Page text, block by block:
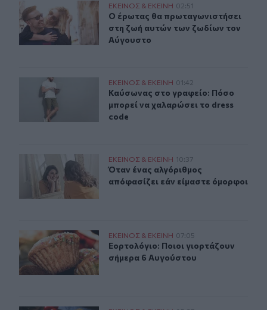
Ο έρωτας θα πρωταγωνιστήσει στη ζωή αυτών των
ΕΚΕΙΝΟΣ & ΕΚΕΙΝΗ 02:51
Ο έρωτας θα πρωταγωνιστήσει
Ο έρωτας θα πρωταγωνιστήσει
στη ζωή αυτών των ζωδίων τον
Αύγουστο
Καύσωνας στο γραφείο: Πόσο μπορεί να χαλαρώσει το
ΕΚΕΙΝΟΣ & ΕΚΕΙΝΗ 01:42
Καύσωνας στο γραφείο: Πόσο
Καύσωνας στο γραφείο: Πόσο
μπορεί να χαλαρώσει το dress
code
Όταν ένας αλγόριθμος απόφασίζει εάν είμαστε όμορφοι
ΕΚΕΙΝΟΣ & ΕΚΕΙΝΗ 10:37
Όταν ένας αλγόριθμος απόφασίζει
Όταν ένας αλγόριθμος
απόφασίζει εάν είμαστε όμορφοι
Εορτολόγιο: Ποιοι γιορτάζουν σήμερα 6 Αυγούστου
ΕΚΕΙΝΟΣ & ΕΚΕΙΝΗ 07:05
Εορτολόγιο: Ποιοι γιορτάζουν
Εορτολόγιο: Ποιοι γιορτάζουν
σήμερα 6 Αυγούστου